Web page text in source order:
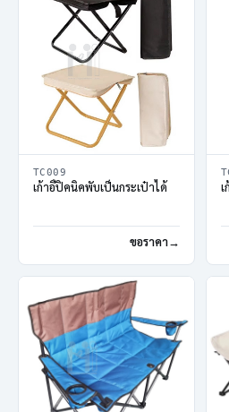
TC009
เก้าอี้ปิคนิคพับเป็นกระเป๋าได้
ขอราคา